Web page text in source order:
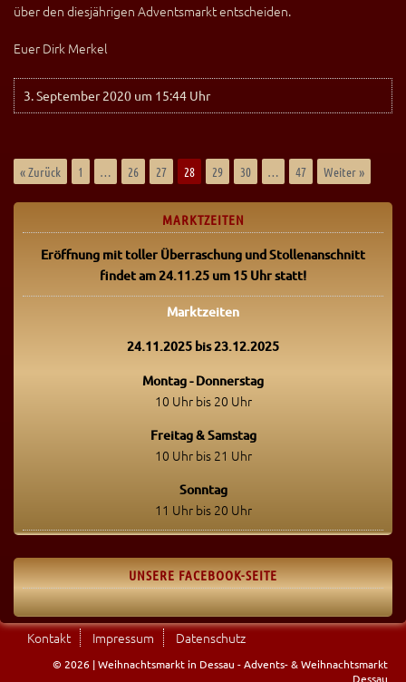
über den diesjährigen Adventsmarkt entscheiden.
Euer Dirk Merkel
3. September 2020 um 15:44 Uhr
« Zurück 1 … 26 27 28 29 30 … 47 Weiter »
MARKTZEITEN
Eröffnung mit toller Überraschung und Stollenanschnitt
findet am 24.11.25 um 15 Uhr statt!
Marktzeiten
24.11.2025 bis 23.12.2025
Montag - Donnerstag
10 Uhr bis 20 Uhr
Freitag & Samstag
10 Uhr bis 21 Uhr
Sonntag
11 Uhr bis 20 Uhr
UNSERE FACEBOOK-SEITE
Kontakt Impressum Datenschutz
© 2026 | Weihnachtsmarkt in Dessau - Advents- & Weihnachtsmarkt
Dessau